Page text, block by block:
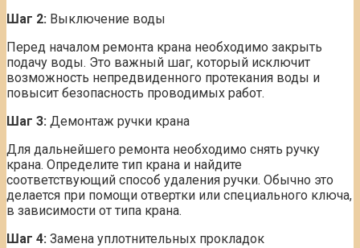
Шаг 2: Выключение воды
Перед началом ремонта крана необходимо закрыть
подачу воды. Это важный шаг, который исключит
возможность непредвиденного протекания воды и
повысит безопасность проводимых работ.
Шаг 3: Демонтаж ручки крана
Для дальнейшего ремонта необходимо снять ручку
крана. Определите тип крана и найдите
соответствующий способ удаления ручки. Обычно это
делается при помощи отвертки или специального ключа,
в зависимости от типа крана.
Шаг 4: Замена уплотнительных прокладок